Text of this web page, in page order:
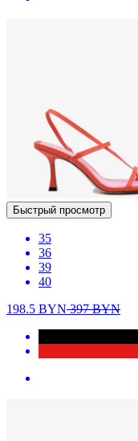
Быстрый просмотр
35
36
39
40
198.5 BYN397BYN